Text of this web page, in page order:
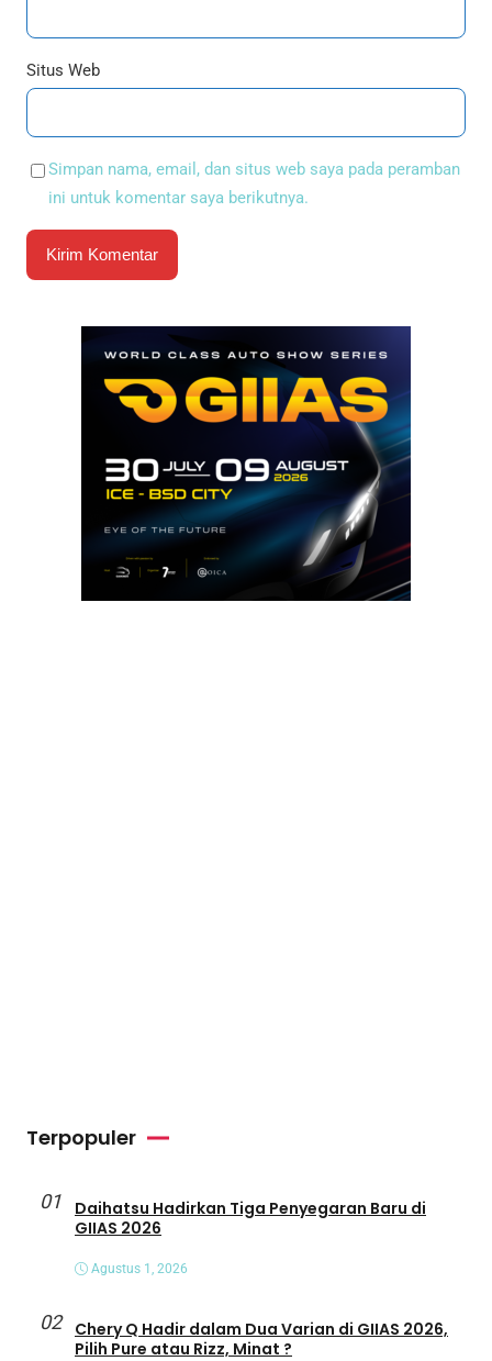
Situs Web
Simpan nama, email, dan situs web saya pada peramban
ini untuk komentar saya berikutnya.
Terpopuler
01
Daihatsu Hadirkan Tiga Penyegaran Baru di
GIIAS 2026
Agustus 1, 2026
02
Chery Q Hadir dalam Dua Varian di GIIAS 2026,
Pilih Pure atau Rizz, Minat ?